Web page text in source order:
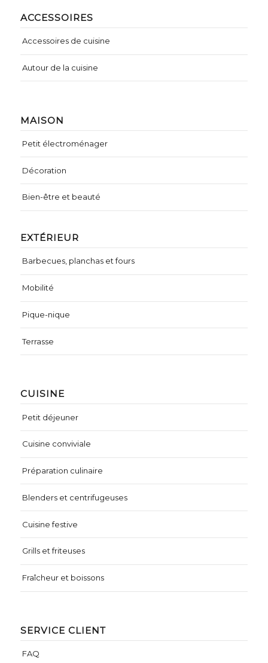
CUISINE
Petit déjeuner
Cuisine conviviale
Préparation culinaire
Blenders et centrifugeuses
Cuisine festive
Grills et friteuses
Fraîcheur et boissons
MAISON
Petit électroménager
Décoration
Bien-être et beauté
EXTÉRIEUR
Barbecues, planchas et fours
Mobilité
Pique-nique
Terrasse
ACCESSOIRES
Accessoires de cuisine
Autour de la cuisine
SERVICE CLIENT
FAQ